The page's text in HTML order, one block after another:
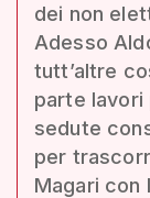
dei non
Adesso
tutt’altre
parte lavori
sedute
per
Magari con